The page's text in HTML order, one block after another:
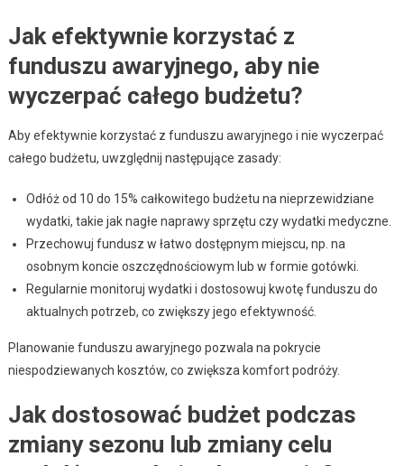
Jak efektywnie korzystać z
funduszu awaryjnego, aby nie
wyczerpać całego budżetu?
Aby efektywnie korzystać z funduszu awaryjnego i nie wyczerpać
całego budżetu, uwzględnij następujące zasady:
Odłóż od 10 do 15% całkowitego budżetu na nieprzewidziane
wydatki, takie jak nagłe naprawy sprzętu czy wydatki medyczne.
Przechowuj fundusz w łatwo dostępnym miejscu, np. na
osobnym koncie oszczędnościowym lub w formie gotówki.
Regularnie monitoruj wydatki i dostosowuj kwotę funduszu do
aktualnych potrzeb, co zwiększy jego efektywność.
Planowanie funduszu awaryjnego pozwala na pokrycie
niespodziewanych kosztów, co zwiększa komfort podróży.
Jak dostosować budżet podczas
zmiany sezonu lub zmiany celu